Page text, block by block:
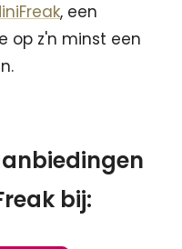
, een
op z'n minst een
bij: